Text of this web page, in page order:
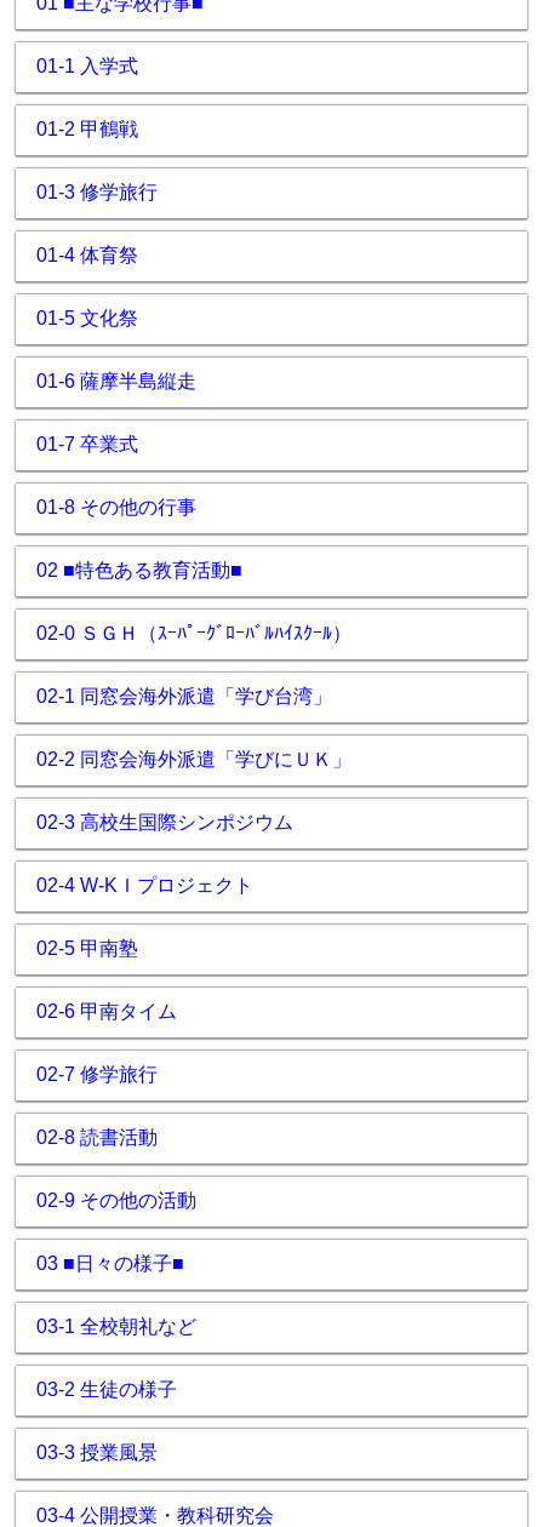
01-1 入学式
01-2 甲鶴戦
01-3 修学旅行
01-4 体育祭
01-5 文化祭
01-6 薩摩半島縦走
01-7 卒業式
01-8 その他の行事
02 ■特色ある教育活動■
02-0 ＳＧＨ（ｽｰﾊﾟｰｸﾞﾛｰﾊﾞﾙﾊｲｽｸｰﾙ）
02-1 同窓会海外派遣「学び台湾」
02-2 同窓会海外派遣「学びにＵＫ」
02-3 高校生国際シンポジウム
02-4 W-KＩプロジェクト
02-5 甲南塾
02-6 甲南タイム
02-7 修学旅行
02-8 読書活動
02-9 その他の活動
03 ■日々の様子■
03-1 全校朝礼など
03-2 生徒の様子
03-3 授業風景
03-4 公開授業・教科研究会